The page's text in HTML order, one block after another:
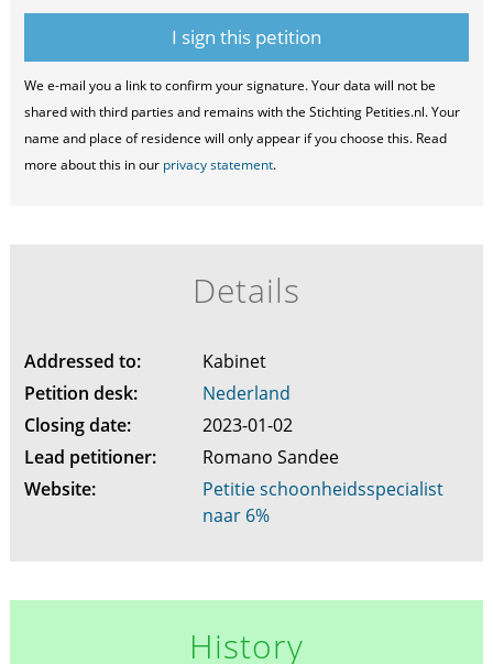
We e-mail you a link to confirm your signature. Your data will not be
shared with third parties and remains with the Stichting Petities.nl. Your
name and place of residence will only appear if you choose this. Read
more about this in our privacy statement.
Details
Addressed to:
Kabinet
Petition desk:
Nederland
Closing date:
2023-01-02
Lead petitioner:
Romano Sandee
Website:
Petitie schoonheidsspecialist
naar 6%
History